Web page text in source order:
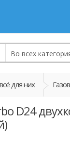
Во всех
для них
D24